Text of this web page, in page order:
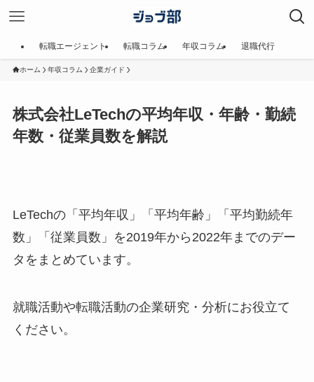
転職エージェント 転職コラム 年収コラム 退職代行
ホーム 年収コラム 企業ガイド
株式会社LeTechの平均年収・年齢・勤続
年数・従業員数を解説
LeTechの「平均年収」「平均年齢」「平均勤続年
数」「従業員数」を2019年から2022年までのデー
タをまとめています。
就職活動や転職活動の企業研究・分析にお役立て
ください。